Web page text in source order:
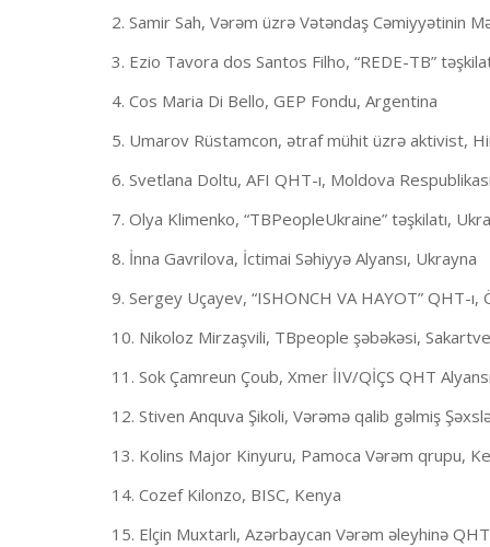
2. Samir Sah, Vərəm üzrə Vətəndaş Cəmiyyətinin
3. Ezio Tavora dos Santos Filho, “REDE-TB”
4. Cos Maria Di Bello, GEP Fondu, Argentina
5. Umarov Rüstamcon, ətraf mühit üzrə aktivist,
6. Svetlana Doltu, AFI QHT-ı, Moldova
7. Olya Klimenko, “TBPeopleUkraine” təşkilatı,
8. İnna Gavrilova, İctimai Səhiyyə Alyansı, Ukrayna
9. Sergey Uçayev, “ISHONCH VA HAYOT” QHT-ı,
10. Nikoloz Mirzaşvili, TBpeople şəbəkəsi,
11. Sok Çamreun Çoub, Xmer İIV/QİÇS QHT
12. Stiven Anquva Şikoli, Vərəmə qalib gəlmiş
13. Kolins Major Kinyuru, Pamoca Vərəm qrupu,
14. Cozef Kilonzo, BISC, Kenya
15. Elçin Muxtarlı, Azərbaycan Vərəm əleyhinə